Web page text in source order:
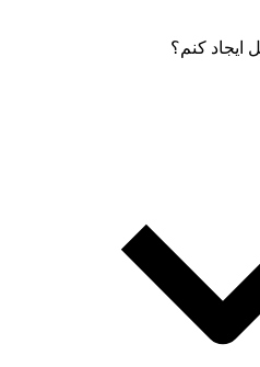
ایجاد کنم؟